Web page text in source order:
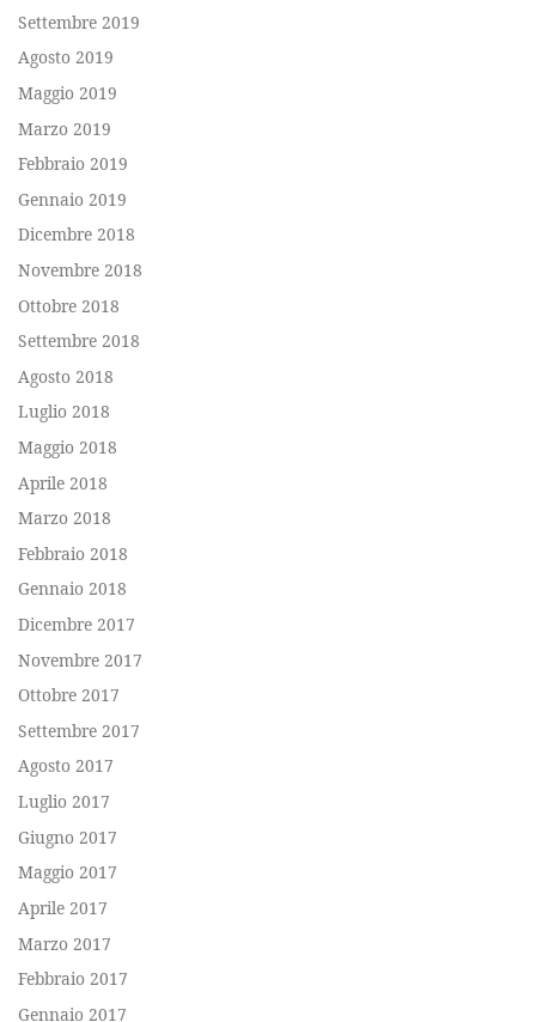
Settembre 2019
Agosto 2019
Maggio 2019
Marzo 2019
Febbraio 2019
Gennaio 2019
Dicembre 2018
Novembre 2018
Ottobre 2018
Settembre 2018
Agosto 2018
Luglio 2018
Maggio 2018
Aprile 2018
Marzo 2018
Febbraio 2018
Gennaio 2018
Dicembre 2017
Novembre 2017
Ottobre 2017
Settembre 2017
Agosto 2017
Luglio 2017
Giugno 2017
Maggio 2017
Aprile 2017
Marzo 2017
Febbraio 2017
Gennaio 2017